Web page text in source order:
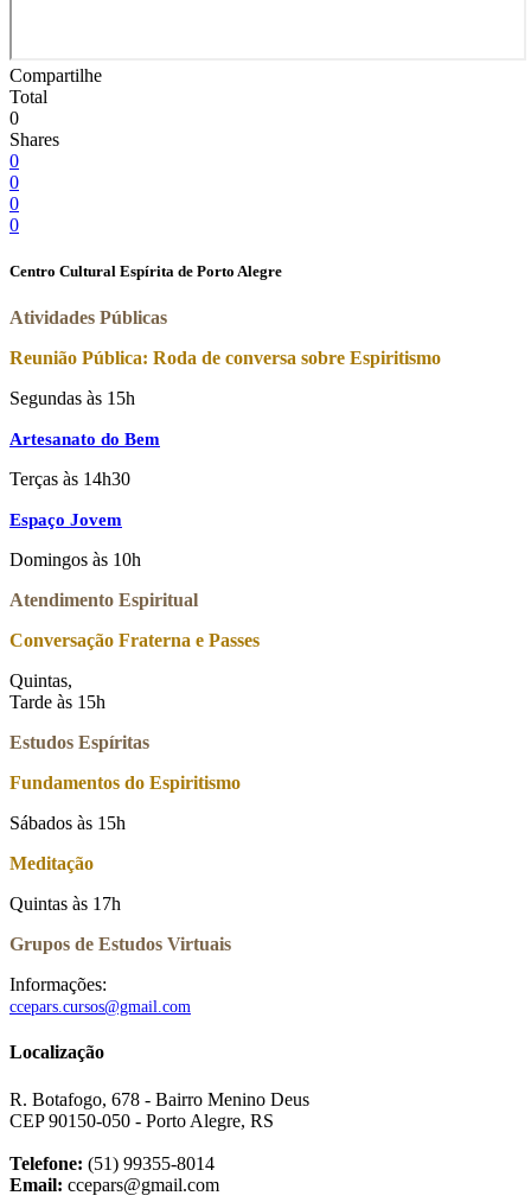
Compartilhe
Total
0
Shares
0
0
0
0
Centro Cultural Espírita de Porto Alegre
Atividades Públicas
Reunião Pública: Roda de conversa sobre Espiritismo
Segundas às 15h
Artesanato do Bem
Terças às 14h30
Espaço Jovem
Domingos às 10h
Atendimento Espiritual
Conversação Fraterna e Passes
Quintas,
Tarde às 15h
Estudos Espíritas
Fundamentos do Espiritismo
Sábados às 15h
Meditação
Quintas às 17h
Grupos de Estudos Virtuais
Informações:
ccepars.cursos@gmail.com
Localização
R. Botafogo, 678 - Bairro Menino Deus
CEP 90150-050 - Porto Alegre, RS
Telefone: (51) 99355-8014
Email: ccepars@gmail.com